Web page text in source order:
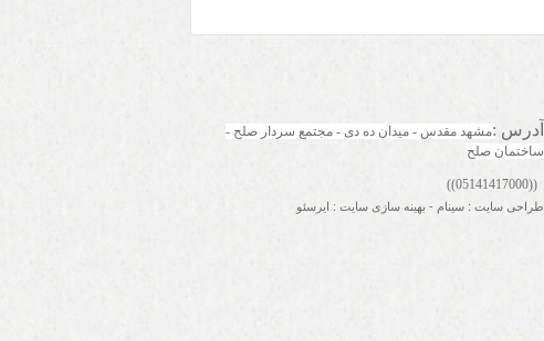
آدرس :
ساختمان صلح
((05141417000))
طراحی سایت : سینام - بهینه سازی سایت : ایرسئو